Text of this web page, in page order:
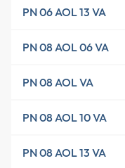
PN 06 AOL 13 VA
PN 08 AOL 06 VA
PN 08 AOL VA
PN 08 AOL 10 VA
PN 08 AOL 13 VA